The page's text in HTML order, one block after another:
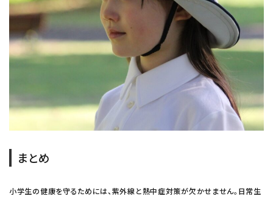
まとめ
小学生の健康を守るためには、紫外線と熱中症対策が欠かせません。日常生